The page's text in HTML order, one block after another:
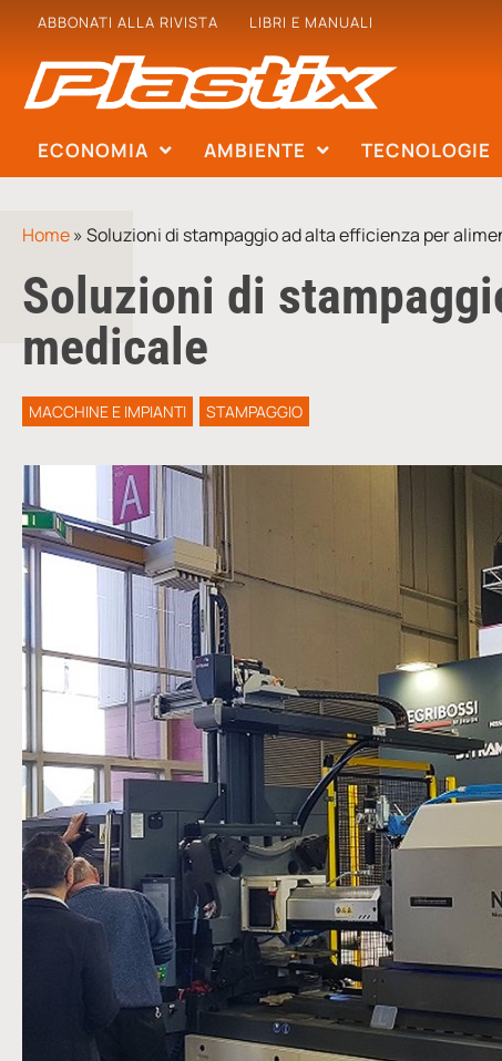
ABBONATI ALLA RIVISTA LIBRI E MANUALI
ECONOMIA AMBIENTE TECNOLOGIE
Home» Soluzioni di stampaggio ad alta efficienza per
Soluzioni di
medicale
MACCHINE E IMPIANTI STAMPAGGIO